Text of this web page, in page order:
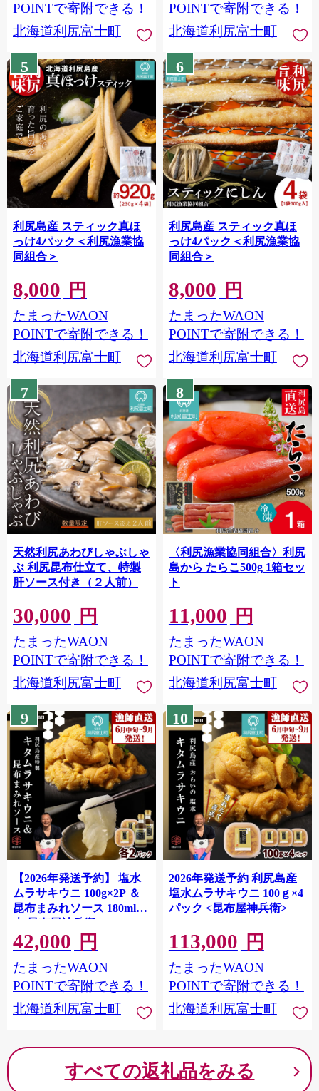
POINTで寄附できる！
北海道利尻富士町
POINTで寄附できる！
北海道利尻富士町
5
利尻島産 スティック真ほ
っけ4パック＜利尻漁業協
同組合＞
8,000 円
たまったWAON
POINTで寄附できる！
北海道利尻富士町
6
利尻島産 スティック真ほ
っけ4パック＜利尻漁業協
同組合＞
8,000 円
たまったWAON
POINTで寄附できる！
北海道利尻富士町
7
天然利尻あわびしゃぶしゃ
ぶ 利尻昆布仕立て、特製
肝ソース付き（２人前）
30,000 円
たまったWAON
POINTで寄附できる！
北海道利尻富士町
8
〈利尻漁業協同組合〉利尻
島から たらこ500g 1箱セッ
ト
11,000 円
たまったWAON
POINTで寄附できる！
北海道利尻富士町
9
【2026年発送予約】 塩水
ムラサキウニ 100g×2P ＆
昆布まみれソース 180ml×2
本 昆布屋神兵衛
42,000 円
たまったWAON
POINTで寄附できる！
北海道利尻富士町
10
2026年発送予約 利尻島産
塩水ムラサキウニ 100ｇ×4
パック <昆布屋神兵衛>
113,000 円
たまったWAON
POINTで寄附できる！
北海道利尻富士町
すべての返礼品をみる